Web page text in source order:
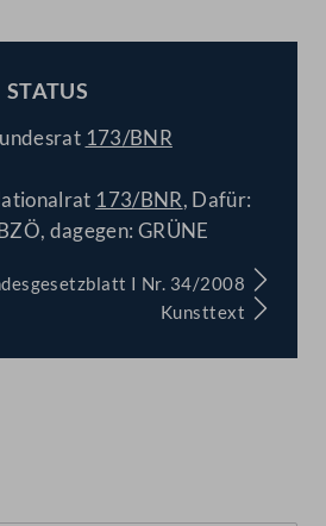
STATUS
173/BNR
173/BNR, Dafür:
dagegen: GRÜNE
I Nr. 34/2008
Kunsttext